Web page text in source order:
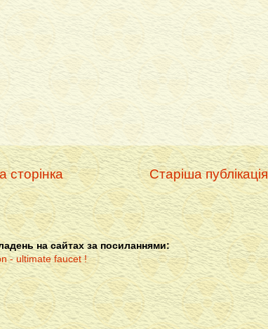
Старіша публікація
сторінка
на сайтах за посиланнями: